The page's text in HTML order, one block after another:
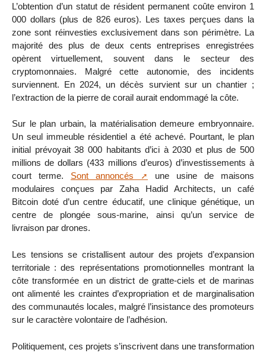
L’obtention d’un statut de résident permanent coûte environ 1
000 dollars (plus de 826 euros). Les taxes perçues dans la
zone sont réinvesties exclusivement dans son périmètre. La
majorité des plus de deux cents entreprises enregistrées
opèrent virtuellement, souvent dans le secteur des
cryptomonnaies. Malgré cette autonomie, des incidents
surviennent. En 2024, un décès survient sur un chantier ;
l’extraction de la pierre de corail aurait endommagé la côte.
Sur le plan urbain, la matérialisation demeure embryonnaire.
Un seul immeuble résidentiel a été achevé. Pourtant, le plan
initial prévoyait 38 000 habitants d’ici à 2030 et plus de 500
millions de dollars (433 millions d’euros) d’investissements à
court terme. Sont annoncés
une usine de maisons
modulaires conçues par Zaha Hadid Architects, un café
Bitcoin doté d’un centre éducatif, une clinique génétique, un
centre de plongée sous-marine, ainsi qu’un service de
livraison par drones.
Les tensions se cristallisent autour des projets d’expansion
territoriale : des représentations promotionnelles montrant la
côte transformée en un district de gratte-ciels et de marinas
ont alimenté les craintes d’expropriation et de marginalisation
des communautés locales, malgré l’insistance des promoteurs
sur le caractère volontaire de l’adhésion.
Politiquement, ces projets s’inscrivent dans une transformation